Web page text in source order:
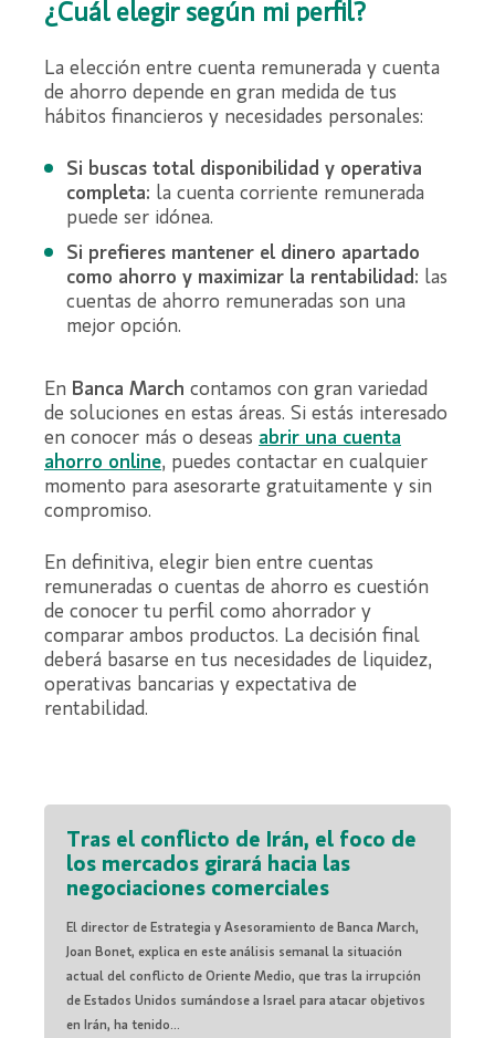
¿Cuál elegir según mi perfil?
La elección entre cuenta remunerada y cuenta
de ahorro depende en gran medida de tus
hábitos financieros y necesidades personales:
Si buscas total disponibilidad y operativa
completa: la cuenta corriente remunerada
puede ser idónea.
Si prefieres mantener el dinero apartado
como ahorro y maximizar la rentabilidad: las
cuentas de ahorro remuneradas son una
mejor opción.
En Banca March contamos con gran variedad
de soluciones en estas áreas. Si estás interesado
en conocer más o deseas abrir una cuenta
ahorro online, puedes contactar en cualquier
momento para asesorarte gratuitamente y sin
compromiso.
En definitiva, elegir bien entre cuentas
remuneradas o cuentas de ahorro es cuestión
de conocer tu perfil como ahorrador y
comparar ambos productos. La decisión final
deberá basarse en tus necesidades de liquidez,
operativas bancarias y expectativa de
rentabilidad.
Tras el conflicto de Irán, el foco de
los mercados girará hacia las
negociaciones comerciales
El director de Estrategia y Asesoramiento de Banca March,
Joan Bonet, explica en este análisis semanal la situación
actual del conflicto de Oriente Medio, que tras la irrupción
de Estados Unidos sumándose a Israel para atacar objetivos
en Irán, ha tenido...